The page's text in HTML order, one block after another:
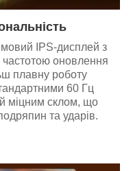
IPS-дисплей з
частотою оновлення
плавну роботу
60 Гц
міцним склом, що
та ударів.